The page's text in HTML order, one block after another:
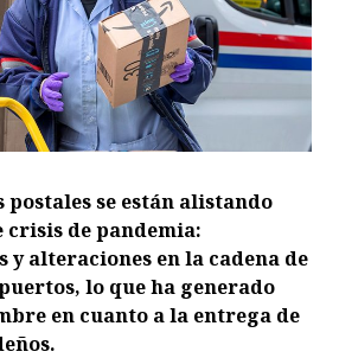
se están alistando
de pandemia:
alteraciones en la cadena de
lo que ha generado
en cuanto a la entrega de